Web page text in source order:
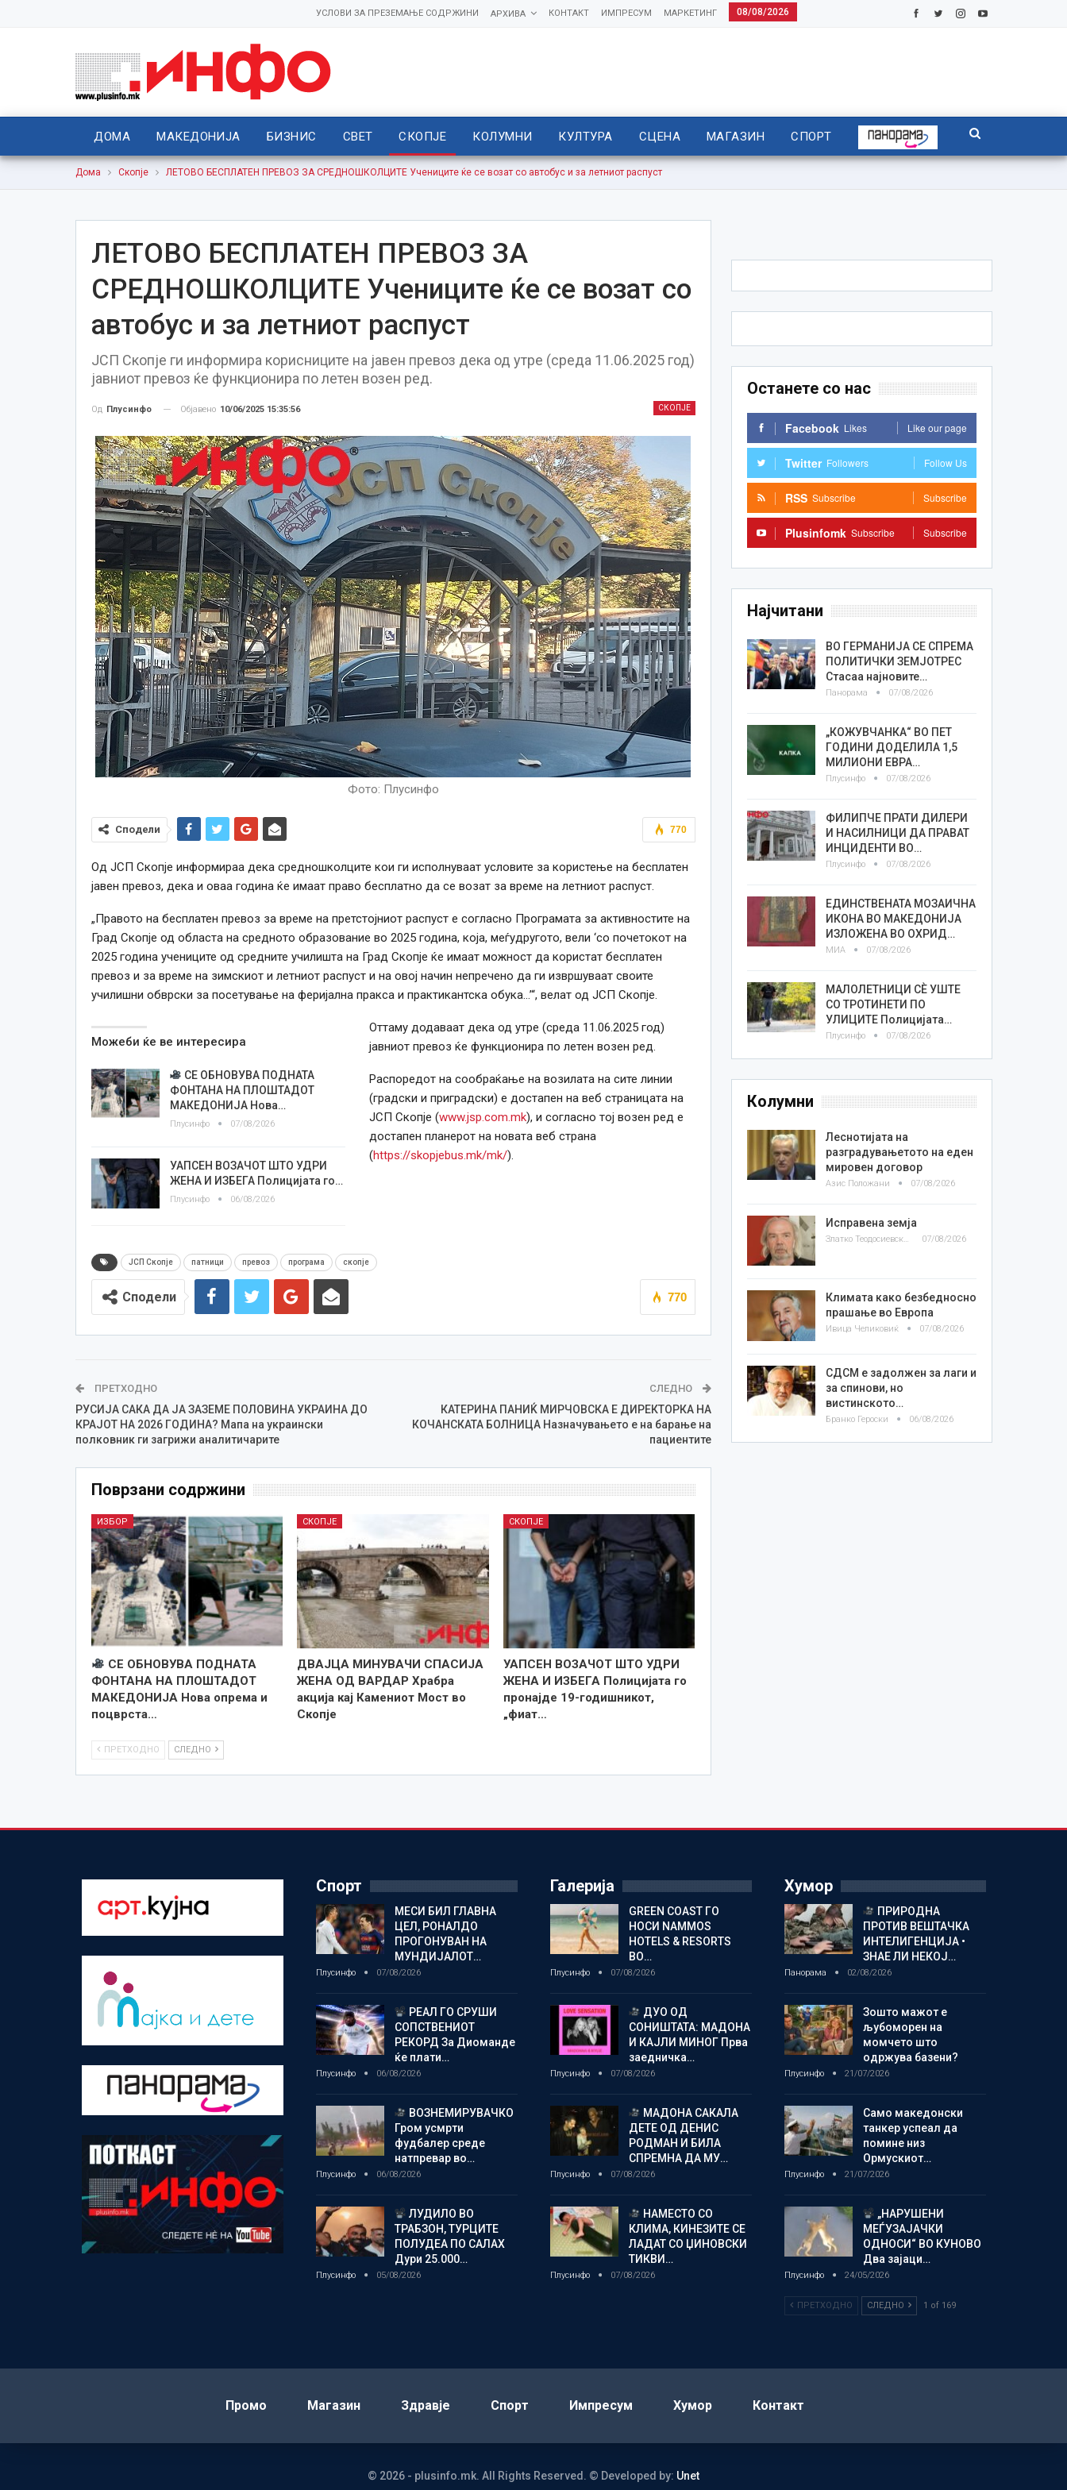
08/08/2026
МАРКЕТИНГ
ИМПРЕСУМ
КОНТАКТ
АРХИВА
УСЛОВИ ЗА ПРЕЗЕМАЊЕ СОДРЖИНИ
ДОМА МАКЕДОНИЈА БИЗНИС СВЕТ СКОПЈЕ КОЛУМНИ КУЛТУРА СЦЕНА МАГАЗИН СПОРТ
Дома Скопје ЛЕТОВО БЕСПЛАТЕН ПРЕВОЗ ЗА СРЕДНОШКОЛЦИТЕ Учениците ќе се возат со автобус и за летниот распуст
ЛЕТОВО БЕСПЛАТЕН ПРЕВОЗ ЗА
СРЕДНОШКОЛЦИТЕ Учениците ќе се возат со
автобус и за летниот распуст
ЈСП Скопје ги информира корисниците на јавен превоз дека од утре (среда 11.06.2025 год)
јавниот превоз ќе функционира по летен возен ред.
СКОПЈЕ
Од Плусинфо Објавено 10/06/2025 15:35:56
Фото: Плусинфо
770
Сподели
Од ЈСП Скопје информираа дека средношколците кои ги исполнуваат условите за користење на бесплатен
јавен превоз, дека и оваа година ќе имаат право бесплатно да се возат за време на летниот распуст.
„Правото на бесплатен превоз за време на претстојниот распуст е согласно Програмата за активностите на
Град Скопје од областа на средното образование во 2025 година, која, меѓудругото, вели ‘со почетокот на
2025 година учениците од средните училишта на Град Скопје ќе имаат можност да користат бесплатен
превоз и за време на зимскиот и летниот распуст и на овој начин непречено да ги извршуваат своите
училишни обврски за посетување на феријална пракса и практикантска обука…’“, велат од ЈСП Скопје.
Можеби ќе ве интересира
СЕ ОБНОВУВА ПОДНАТА
ФОНТАНА НА ПЛОШТАДОТ
МАКЕДОНИЈА Нова…
Плусинфо 07/08/2026
УАПСЕН ВОЗАЧОТ ШТО УДРИ
ЖЕНА И ИЗБЕГА Полицијата го…
Плусинфо 06/08/2026
Оттаму додаваат дека од утре (среда 11.06.2025 год)
јавниот превоз ќе функционира по летен возен ред.
Распоредот на сообраќање на возилата на сите линии
(градски и приградски) е достапен на веб страницата на
ЈСП Скопје (www.jsp.com.mk), и согласно тој возен ред е
достапен планерот на новата веб страна
(https://skopjebus.mk/mk/).
ЈСП Скопје патници превоз програма скопје
770
Сподели
ПРЕТХОДНО
РУСИЈА САКА ДА ЈА ЗАЗЕМЕ ПОЛОВИНА УКРАИНА ДО
КРАЈОТ НА 2026 ГОДИНА? Мапа на украински
полковник ги загрижи аналитичарите
СЛЕДНО
КАТЕРИНА ПАНИЌ МИРЧОВСКА Е ДИРЕКТОРКА НА
КОЧАНСКАТА БОЛНИЦА Назначувањето е на барање на
пациентите
Поврзани содржини
ИЗБОР
СЕ ОБНОВУВА ПОДНАТА
ФОНТАНА НА ПЛОШТАДОТ
МАКЕДОНИЈА Нова опрема и
поцврста…
СКОПЈЕ
ДВАЈЦА МИНУВАЧИ СПАСИЈА
ЖЕНА ОД ВАРДАР Храбра
акција кај Камениот Мост во
Скопје
СКОПЈЕ
УАПСЕН ВОЗАЧОТ ШТО УДРИ
ЖЕНА И ИЗБЕГА Полицијата го
пронајде 19-годишникот,
„фиат…
ПРЕТХОДНО СЛЕДНО
Останете со нас
Facebook Likes Like our page
Twitter Followers Follow Us
RSS Subscribe Subscribe
Plusinfomk Subscribe Subscribe
Најчитани
ВО ГЕРМАНИЈА СЕ СПРЕМА
ПОЛИТИЧКИ ЗЕМЈОТРЕС
Стасаа најновите…
Панорама 07/08/2026
„КОЖУВЧАНКА“ ВО ПЕТ
ГОДИНИ ДОДЕЛИЛА 1,5
МИЛИОНИ ЕВРА…
Плусинфо 07/08/2026
ФИЛИПЧЕ ПРАТИ ДИЛЕРИ
И НАСИЛНИЦИ ДА ПРАВАТ
ИНЦИДЕНТИ ВО…
Плусинфо 07/08/2026
ЕДИНСТВЕНАТА МОЗАИЧНА
ИКОНА ВО МАКЕДОНИЈА
ИЗЛОЖЕНА ВО ОХРИД…
МИА 07/08/2026
МАЛОЛЕТНИЦИ СÈ УШТЕ
СО ТРОТИНЕТИ ПО
УЛИЦИТЕ Полицијата…
Плусинфо 07/08/2026
Колумни
Леснотијата на
разградувањетото на еден
мировен договор
Азис Положани 07/08/2026
Исправена земја
Златко Теодосиевски 07/08/2026
Климата како безбедносно
прашање во Европа
Ивица Челиковиќ 07/08/2026
СДСМ е задолжен за лаги и
за спинови, но
вистинското…
Бранко Героски 06/08/2026
Спорт
МЕСИ БИЛ ГЛАВНА
ЦЕЛ, РОНАЛДО
ПРОГОНУВАН НА
МУНДИЈАЛОТ…
Плусинфо 07/08/2026
РЕАЛ ГО СРУШИ
СОПСТВЕНИОТ
РЕКОРД За Диоманде
ќе плати…
Плусинфо 06/08/2026
ВОЗНЕМИРУВАЧКО
Гром усмрти
фудбалер среде
натпревар во…
Плусинфо 06/08/2026
ЛУДИЛО ВО
ТРАБЗОН, ТУРЦИТЕ
ПОЛУДЕА ПО САЛАХ
Дури 25.000…
Плусинфо 05/08/2026
Галерија
GREEN COAST ГО
НОСИ NAMMOS
HOTELS & RESORTS
ВО…
Плусинфо 07/08/2026
ДУО ОД
СОНИШТАТА: МАДОНА
И КАЈЛИ МИНОГ Прва
заедничка…
Плусинфо 07/08/2026
МАДОНА САКАЛА
ДЕТЕ ОД ДЕНИС
РОДМАН И БИЛА
СПРЕМНА ДА МУ…
Плусинфо 07/08/2026
НАМЕСТО СО
КЛИМА, КИНЕЗИТЕ СЕ
ЛАДАТ СО ЏИНОВСКИ
ТИКВИ…
Плусинфо 07/08/2026
Хумор
ПРИРОДНА
ПРОТИВ ВЕШТАЧКА
ИНТЕЛИГЕНЦИЈА •
ЗНАЕ ЛИ НЕКОЈ…
Панорама 02/08/2026
Зошто мажот е
љубоморен на
момчето што
одржува базени?
Плусинфо 21/07/2026
Само македонски
танкер успеал да
помине низ
Ормускиот…
Плусинфо 21/07/2026
„НАРУШЕНИ
МЕЃУЗАЈАЧКИ
ОДНОСИ“ ВО КУНОВО
Два зајаци…
Плусинфо 24/05/2026
ПРЕТХОДНО СЛЕДНО 1 of 169
Промо Магазин Здравје Спорт Импресум Хумор Контакт
© 2026 - plusinfo.mk. All Rights Reserved. © Developed by: Unet